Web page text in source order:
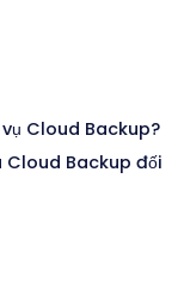
Cloud Backup?
Cloud Backup đối